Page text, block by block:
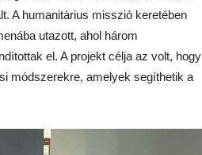
A humanitárius misszió keretében
utazott, ahol három
el. A projekt célja az volt, hogy
módszerekre, amelyek segíthetik a